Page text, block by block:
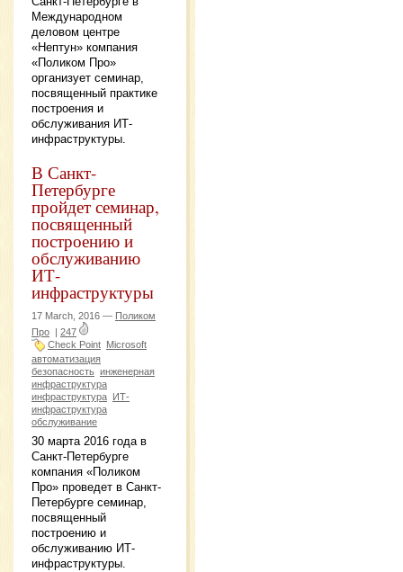
Международном
деловом центре
«Нептун» компания
«Поликом Про»
организует семинар,
посвященный практике
построения и
обслуживания ИТ-
инфраструктуры.
В Санкт-
Петербурге
пройдет семинар,
посвященный
построению и
обслуживанию
ИТ-
инфраструктуры
17 March, 2016 — Поликом
Про | 247
Check Point Microsoft
автоматизация
безопасность инженерная
инфраструктура
инфраструктура ИТ-
инфраструктура
обслуживание
30 марта 2016 года в
Санкт-Петербурге
компания «Поликом
Про» проведет в Санкт-
Петербурге семинар,
посвященный
построению и
обслуживанию ИТ-
инфраструктуры.